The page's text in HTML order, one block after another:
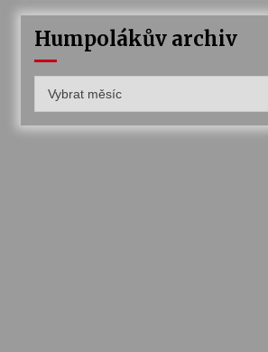
Humpolákův archiv
archiv